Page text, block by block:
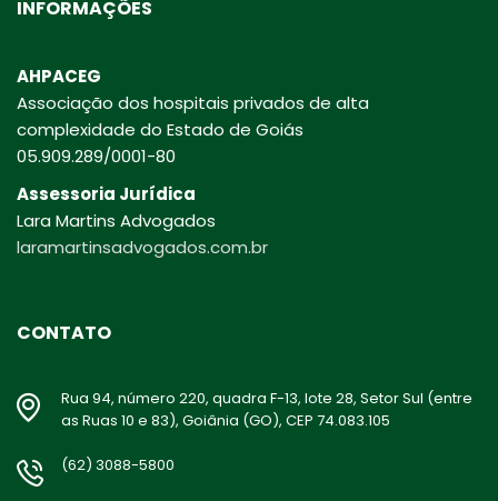
INFORMAÇÕES
AHPACEG
Associação dos hospitais privados de alta
complexidade do Estado de Goiás
05.909.289/0001-80
Assessoria Jurídica
Lara Martins Advogados
laramartinsadvogados.com.br
CONTATO
Rua 94, número 220, quadra F-13, lote 28, Setor Sul (entre
as Ruas 10 e 83), Goiânia (GO), CEP 74.083.105
(62) 3088-5800